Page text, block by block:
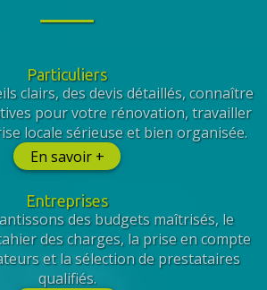
Particuliers
clairs, des devis détaillés, connaître
pour votre rénovation, travailler
locale sérieuse et bien organisée.
En savoir +
Entreprises
des budgets maîtrisés, le
des charges, la prise en compte
et la sélection de prestataires
qualifiés.